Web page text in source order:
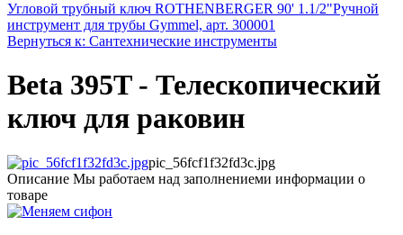
Угловой трубный ключ ROTHENBERGER 90' 1.1/2"Ручной
инструмент для трубы Gymmel, арт. 300001
Вернуться к: Сантехнические инструменты
Beta 395T - Телескопический
ключ для раковин
pic_56fcf1f32fd3c.jpg
Описание Мы работаем над заполнениеми информации о
товаре